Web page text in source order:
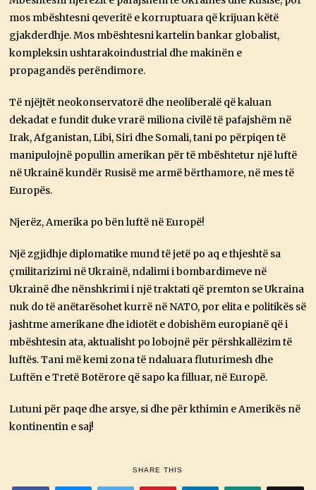
mos mbështesni qeveritë e korruptuara që krijuan këtë
gjakderdhje. Mos mbështesni kartelin bankar globalist,
kompleksin ushtarakoindustrial dhe makinën e
propagandës perëndimore.
Të njëjtët neokonservatorë dhe neoliberalë që kaluan
dekadat e fundit duke vrarë miliona civilë të pafajshëm në
Irak, Afganistan, Libi, Siri dhe Somali, tani po përpiqen të
manipulojnë popullin amerikan për të mbështetur një luftë
në Ukrainë kundër Rusisë me armë bërthamore, në mes të
Europës.
Njerëz, Amerika po bën luftë në Europë!
Një zgjidhje diplomatike mund të jetë po aq e thjeshtë sa
çmilitarizimi në Ukrainë, ndalimi i bombardimeve në
Ukrainë dhe nënshkrimi i një traktati që premton se Ukraina
nuk do të anëtarësohet kurrë në NATO, por elita e politikës së
jashtme amerikane dhe idiotët e dobishëm europianë që i
mbështesin ata, aktualisht po lobojnë për përshkallëzim të
luftës. Tani më kemi zona të ndaluara fluturimesh dhe
Luftën e Tretë Botërore që sapo ka filluar, në Europë.
Lutuni për paqe dhe arsye, si dhe për kthimin e Amerikës në
kontinentin e saj!
SHARE THIS